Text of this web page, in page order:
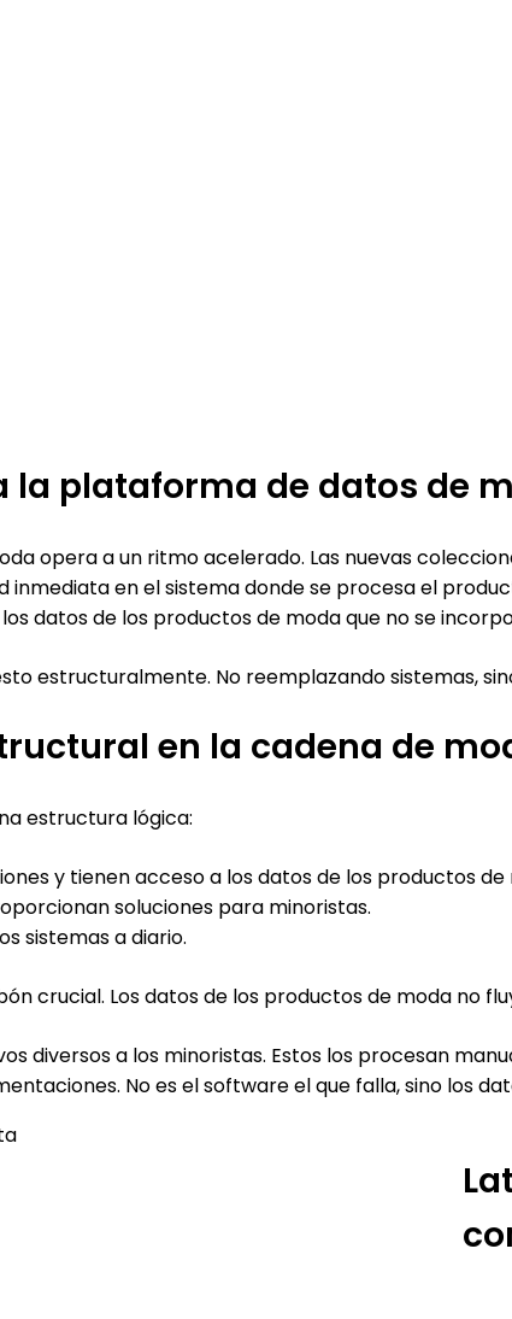
la plataforma de datos de
opera a un ritmo acelerado. Las nuevas
inmediata en el sistema donde se procesa el
datos de los productos de moda que no se
estructuralmente. No reemplazando sistemas,
en la cadena de
estructura lógica:
y tienen acceso a los datos de los productos de
soluciones para minoristas.
sistemas a diario.
crucial. Los datos de los productos de moda no
diversos a los minoristas. Estos los procesan
No es el software el que falla, sino los